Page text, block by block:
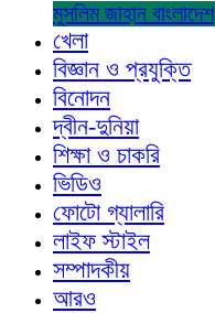
মুসলিম জাহান বাংলাদেশ
খেলা
বিজ্ঞান ও প্রযুক্তি
বিনোদন
দ্বীন-দুনিয়া
শিক্ষা ও চাকরি
ভিডিও
ফোটো গ্যালারি
লাইফ স্টাইল
সম্পাদকীয়
আরও